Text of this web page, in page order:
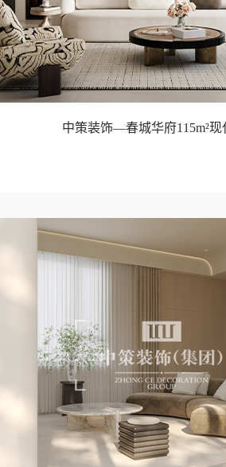
中策装饰—春城华府115m²现